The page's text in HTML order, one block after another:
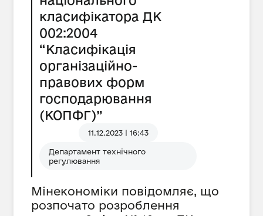
класифікатора ДК
002:2004
“Класифікація
організаційно-
правових форм
господарювання
(КОПФГ)”
11.12.2023 | 16:43
Департамент технічного
регулювання
Мінекономіки повідомляє, що
розпочато розроблення